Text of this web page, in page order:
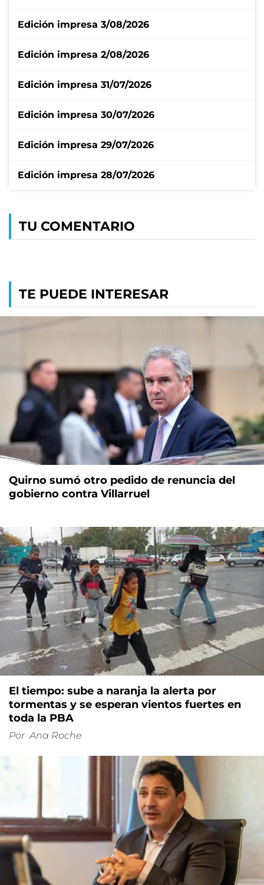
Edición impresa 3/08/2026
Edición impresa 2/08/2026
Edición impresa 31/07/2026
Edición impresa 30/07/2026
Edición impresa 29/07/2026
Edición impresa 28/07/2026
TU COMENTARIO
TE PUEDE INTERESAR
Quirno sumó otro pedido de renuncia del
gobierno contra Villarruel
El tiempo: sube a naranja la alerta por
tormentas y se esperan vientos fuertes en
toda la PBA
Por Ana Roche